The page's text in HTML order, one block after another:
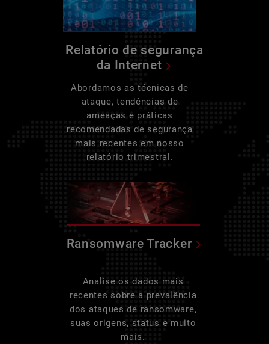
Relatório de segurança
da Internet
Abordamos as técnicas de
ataque, tendências de
ameaças e práticas
recomendadas de segurança
mais recentes em nosso
relatório trimestral.
Ransomware Tracker
Analise os dados mais
recentes sobre a prevalência
dos ataques de ransomware,
suas origens, status e muito
mais.